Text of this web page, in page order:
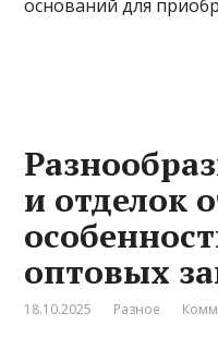
оснований для
и отделок
оптовых
18.10.2025 Разное